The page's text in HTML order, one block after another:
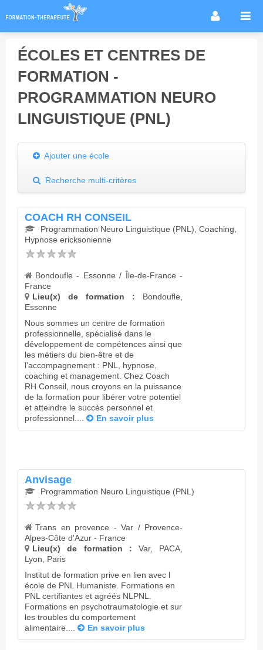
Infos métier
Écoles
Conseils formation
ÉCOLES ET CENTRES DE
FORMATION -
PROGRAMMATION NEURO
LINGUISTIQUE (PNL)
Ajouter une école
Recherche multi-critères
COACH RH CONSEIL
Programmation Neuro Linguistique (PNL), Coaching,
Hypnose ericksonienne
Bondoufle - Essonne / Île-de-France -
France
Lieu(x) de formation : Bondoufle,
Essonne
Nous sommes un centre de formation
professionnelle, spécialisé dans le
développement de compétences ainsi que
les métiers du bien-être et de
l’accompagnement : PNL, hypnose,
coaching et management. Chez Coach
RH Conseil, nous croyons en la puissance
de la formation pour libérer votre potentiel
et atteindre le succès personnel et
professionnel....
En savoir plus
Anvisage
Programmation Neuro Linguistique (PNL)
Trans en provence - Var / Provence-
Alpes-Côte d'Azur - France
Lieu(x) de formation :Var, PACA,
Lyon, Paris
Institut de formation prive en lien avec l
école de PNL Humaniste. Formations en
PNL certifiantes et agréés NLPNL.
Formations en psychotraumatologie et sur
les troubles du comportement
alimentaire....
En savoir plus